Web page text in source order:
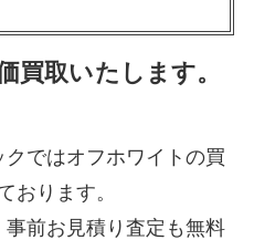
買取いたします。
ではオフホワイトの買
おります。
前お見積り査定も無料